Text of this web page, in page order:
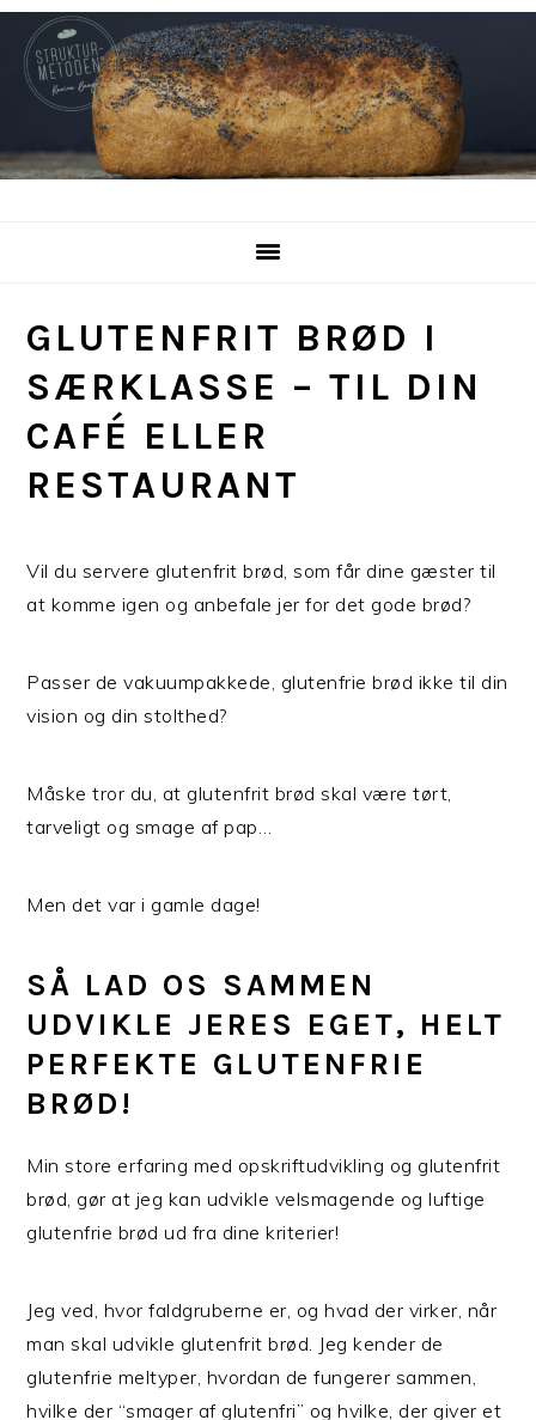
Gå
direkte
primær
navigation
Skip
indhold
Gå
direkte
GLUTENFRIT BRØD I
SÆRKLASSE – TIL DIN
CAFÉ ELLER
RESTAURANT
Vil du servere glutenfrit brød, som får dine gæster til
at komme igen og anbefale jer for det gode brød?
Passer de vakuumpakkede, glutenfrie brød ikke til din
vision og din stolthed?
Måske tror du, at glutenfrit brød skal være tørt,
tarveligt og smage af pap…
Men det var i gamle dage!
SÅ LAD OS SAMMEN
UDVIKLE JERES EGET, HELT
PERFEKTE GLUTENFRIE
BRØD!
Min store erfaring med opskriftudvikling og glutenfrit
brød, gør at jeg kan udvikle velsmagende og luftige
glutenfrie brød ud fra dine kriterier!
Jeg ved, hvor faldgruberne er, og hvad der virker, når
man skal udvikle glutenfrit brød. Jeg kender de
glutenfrie meltyper, hvordan de fungerer sammen,
hvilke der “smager af glutenfri” og hvilke, der giver et